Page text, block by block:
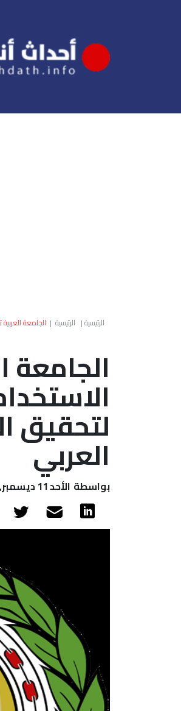
الرئيسية| الرئيسية | الجامعة
الجامعة
لتحقيق
العربي
بواسطة الأحد 11 ديسمبر, 2022 - 14:33